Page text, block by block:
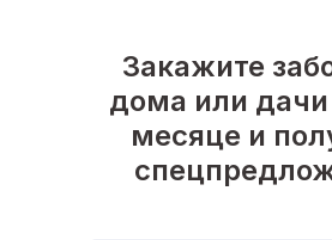
Закажите
дома или дачи
месяце и